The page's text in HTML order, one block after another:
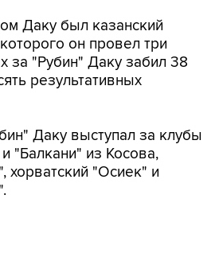
Даку был казанский
он провел три
за "Рубин" Даку забил 38
результативных
Даку выступал за клубы
"Балкани" из Косова,
хорватский "Осиек" и